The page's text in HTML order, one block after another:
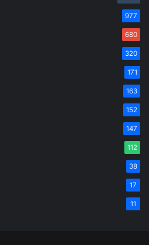
977
680
320
171
163
152
147
112
38
17
11